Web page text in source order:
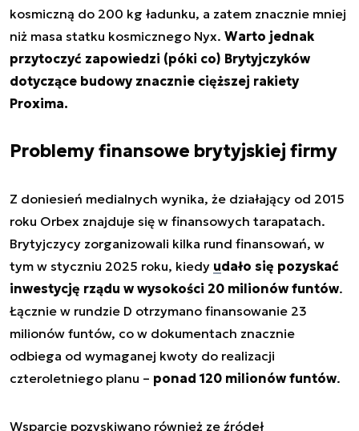
kosmiczną do 200 kg ładunku, a zatem znacznie mniej
niż masa statku kosmicznego Nyx. Warto jednak
przytoczyć zapowiedzi (póki co) Brytyjczyków
dotyczące budowy znacznie cięższej rakiety
Proxima.
Problemy finansowe brytyjskiej firmy
Z doniesień medialnych wynika, że działający od 2015
roku Orbex znajduje się w finansowych tarapatach.
Brytyjczycy zorganizowali kilka rund finansowań, w
tym w styczniu 2025 roku, kiedy udało się pozyskać
inwestycję rządu w wysokości 20 milionów funtów.
Łącznie w rundzie D otrzymano finansowanie 23
milionów funtów, co w dokumentach znacznie
odbiega od wymaganej kwoty do realizacji
czteroletniego planu – ponad 120 milionów funtów.
Wsparcie pozyskiwano również ze źródeł